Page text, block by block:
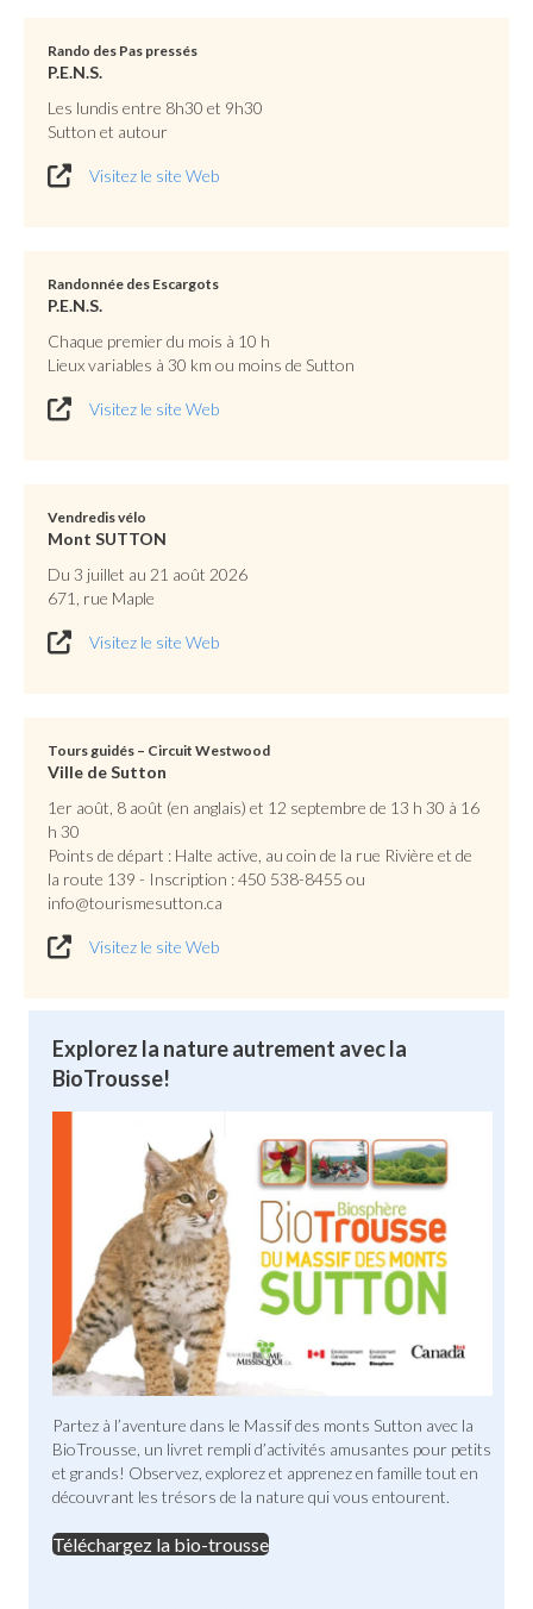
Rando des Pas pressés
P.E.N.S.
Les lundis entre 8h30 et 9h30
Sutton et autour
Visitez le site Web
Randonnée des Escargots
P.E.N.S.
Chaque premier du mois à 10 h
Lieux variables à 30 km ou moins de Sutton
Visitez le site Web
Vendredis vélo
Mont SUTTON
Du 3 juillet au 21 août 2026
671, rue Maple
Visitez le site Web
Tours guidés – Circuit Westwood
Ville de Sutton
1er août, 8 août (en anglais) et 12 septembre de 13 h 30 à 16
h 30
Points de départ : Halte active, au coin de la rue Rivière et de
la route 139 - Inscription : 450 538-8455 ou
info@tourismesutton.ca
Visitez le site Web
Explorez la nature autrement avec la
BioTrousse!
Partez à l’aventure dans le Massif des monts Sutton avec la
BioTrousse, un livret rempli d’activités amusantes pour petits
et grands! Observez, explorez et apprenez en famille tout en
découvrant les trésors de la nature qui vous entourent.
Téléchargez la bio-trousse